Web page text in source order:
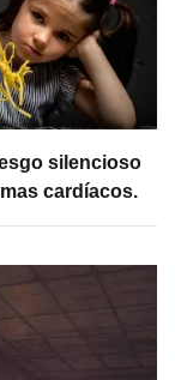
silencioso
cardíacos.